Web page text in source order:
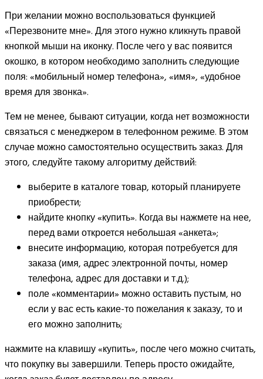
При желании можно воспользоваться функцией
«Перезвоните мне». Для этого нужно кликнуть правой
кнопкой мыши на иконку. После чего у вас появится
окошко, в котором необходимо заполнить следующие
поля: «мобильный номер телефона», «имя», «удобное
время для звонка».
Тем не менее, бывают ситуации, когда нет возможности
связаться с менеджером в телефонном режиме. В этом
случае можно самостоятельно осуществить заказ. Для
этого, следуйте такому алгоритму действий:
выберите в каталоге товар, который планируете
приобрести;
найдите кнопку «купить». Когда вы нажмете на нее,
перед вами откроется небольшая «анкета»;
внесите информацию, которая потребуется для
заказа (имя, адрес электронной почты, номер
телефона, адрес для доставки и т.д.);
поле «комментарии» можно оставить пустым, но
если у вас есть какие-то пожелания к заказу, то и
его можно заполнить;
нажмите на клавишу «купить», после чего можно считать,
что покупку вы завершили. Теперь просто ожидайте,